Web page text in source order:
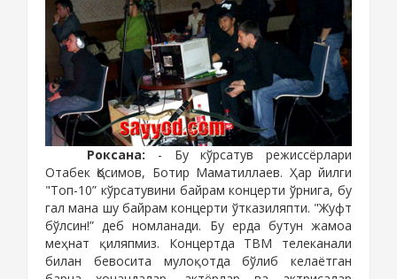
Роксана: - Бу кўрсатув режиссёрлари
Отабек Қосимов, Ботир Маматиллаев. Ҳар йилги
"Топ-10” кўрсатувини байрам концерти ўрнига, бу
гал мана шу байрам концерти ўтказиляпти. "Жуфт
бўлсин!” деб номланади. Бу ерда бутун жамоа
меҳнат қиляпмиз. Концертда ТВМ телеканали
билан бевосита мулоқотда бўлиб келаётган